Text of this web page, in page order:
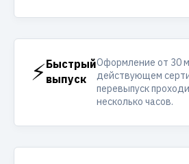
⚡Быстрый
выпуск
Оформление от 30
действующем
перевыпуск
несколько часов.